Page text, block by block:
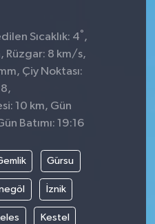
Sıcaklık: 4°,
Rüzgar: 8 km/s,
Çiy Noktası:
10 km, Gün
Batımı: 19:16
Gürsu
İznik
Kestel